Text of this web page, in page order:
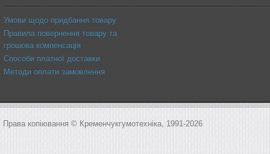
Умови щодо придбання товару
Правила повернення товару та
грошова компенсація
Способи платної доставки
Методи оплати замовлення
Права копіювання © Кременчукгумотехніка, 1991-2026